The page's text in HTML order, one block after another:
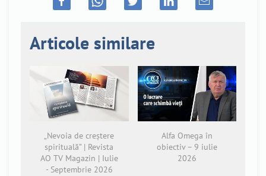
Articole similare
„Nevoia de creștere
spirituală” | Revista
AO TV Magazin | Iulie
- Septembrie 2026
Alfa Omega în
obiectiv – 9 iulie
2026